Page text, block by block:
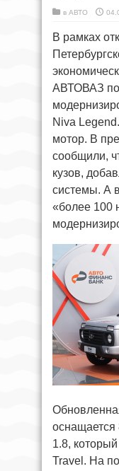
в АВТО
В рамках
АВТОВАЗ
Niva
мотор. В
сообщили,
кузов,
системы. А
«более 100
оснащается
1.8,
Travel. На